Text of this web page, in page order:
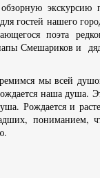
экскурсию
гостей нашего
поэта
Смешариков и
мы всей
наша душа.
Рождается и
пониманием,